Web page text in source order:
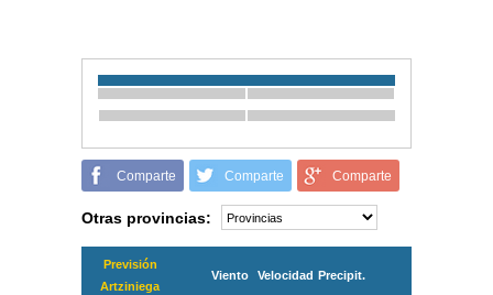
Comparte Comparte Comparte
Otras provincias:
Previsión
Artziniega
Viento Velocidad Precipit.